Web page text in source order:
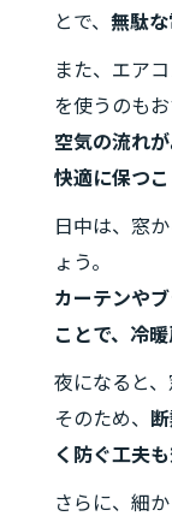
とで、 無駄
また、エア
を使うのもお
空気の流れ
快適に保つ
日中は、窓
ょう。
カーテンや
ことで、冷
夜になると、
そのため、
く防ぐ工夫
さらに、細